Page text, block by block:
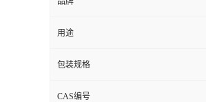
用途
包装规格
CAS编号